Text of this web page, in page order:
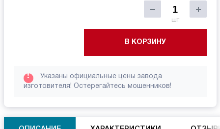
шт
В КОРЗИНУ
!
Указаны официальные цены завода
изготовителя! Остерегайтесь мошенников!